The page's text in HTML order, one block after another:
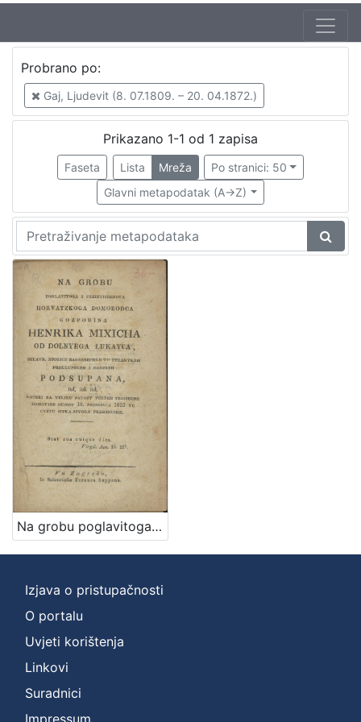
Probrano po:
Gaj, Ljudevit (8. 07.1809. – 20. 04.1872.)
Prikazano 1-1 od 1 zapisa
Faseta Lista Mreža
Po stranici: 50
Glavni metapodatak (A->Z)
Na grobu poglavitoga i preizvishenoga horvatzkoga domorodca gozpodina Henrika Mixicha od Dolnyega Lukavca, ... koteri na veliku salozt verneh trojjedne domovine szinov 18. proszinca 1832 vu cvétu sitka szvoga preminushe / [G.]
Izjava o pristupačnosti
O portalu
Uvjeti korištenja
Linkovi
Suradnici
Impressum